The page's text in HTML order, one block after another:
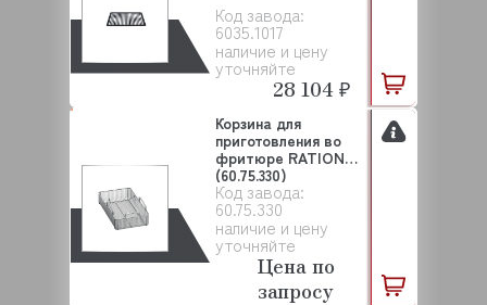
Код завода:
6035.1017
наличие и цену
уточняйте
28 104 ₽
Код завода:
60.75.330
наличие и цену
уточняйте
Корзина для
приготовления во
фритюре RATIONAL
(60.75.330)
Цена по
запросу